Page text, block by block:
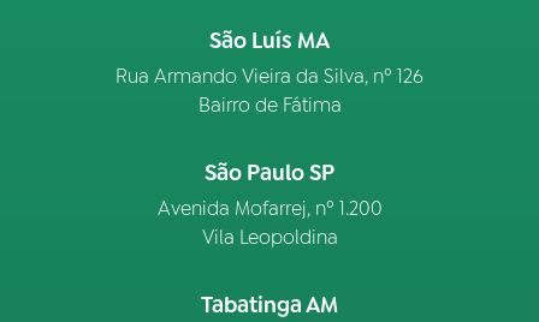
São Luís MA
Rua Armando Vieira da Silva, nº 126
Bairro de Fátima
São Paulo SP
Avenida Mofarrej, nº 1.200
Vila Leopoldina
Tabatinga AM